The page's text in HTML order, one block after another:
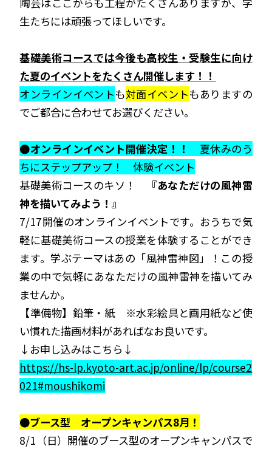
生たちには頑張ってほしいです。
基礎美術コースでは今後も高校生・受験生に向け
た夏のイベントをたくさん開催します！！
オンラインイベントも対面イベントもありますの
でご都合に合わせてお選びください。
●オンラインイベント開催決定！！ 夏休みのう
ちにステップアップ！ 体験イベント
基礎美術コースのキソ！
『あなただけの風神雷
神を描いてみよう！』
7/17開催のオンラインイベントです。おうちで気
軽に基礎美術コースの授業を体験することができ
ます。学ぶテーマはあの「風神雷神図」！この授
業の中で気軽にあなただけの風神雷神を描いてみ
ませんか。
【準備物】鉛筆・紙 ※水彩絵具と画用紙など使
い慣れた描画材料があればなお良いです。
↓お申し込みはこちら↓
https://hs-lp.kyoto-art.ac.jp/online/lp/course2
021#moushikomi
●ブース型 オープンキャンパス8月！
8/1（日）開催のブース型のオープンキャンパスで